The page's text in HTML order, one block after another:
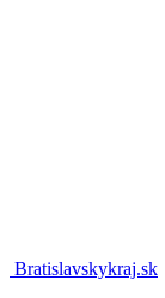
Bratislavskykraj.sk